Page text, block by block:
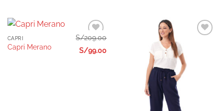
Añadir
a la
lista de
CAPRI
Capri Merano
S/209.00
S/99.00